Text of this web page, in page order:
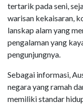
tertarik pada seni,
warisan kekaisaran,
lanskap alam yang
pengalaman yang
pengunjungnya.
Sebagai informasi,
negara yang ramah
memiliki standar